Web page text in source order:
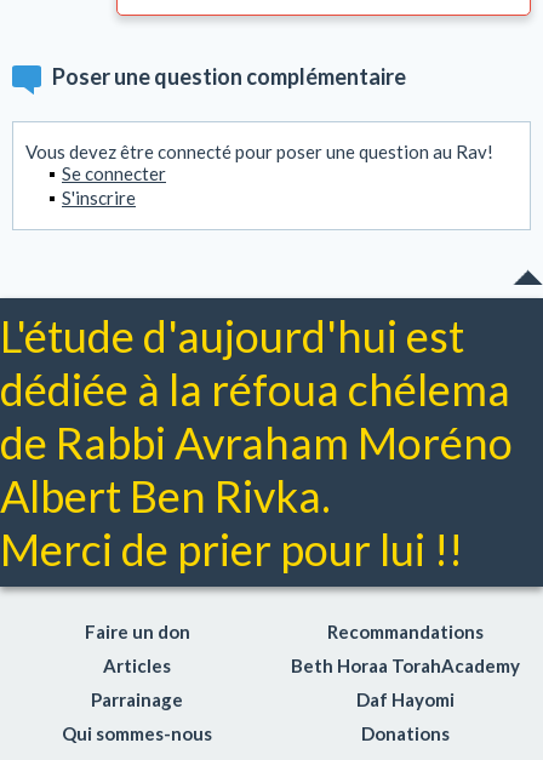
Poser une question complémentaire
Vous devez être connecté pour poser une question au Rav!
Se connecter
S'inscrire
L'étude d'aujourd'hui est
dédiée à la réfoua chélema
de Rabbi Avraham Moréno
Albert Ben Rivka.
Merci de prier pour lui !!
Faire un don
Articles
Parrainage
Qui sommes-nous
Recommandations
Beth Horaa TorahAcademy
Daf Hayomi
Donations